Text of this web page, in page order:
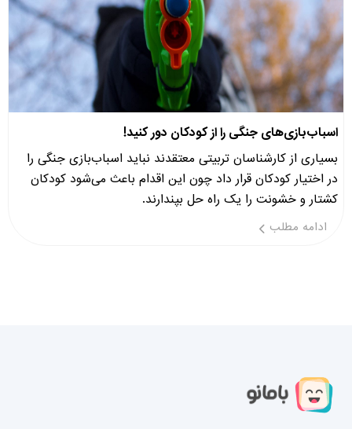
اسباب‌بازی‌های جنگی را از کودکان دور کنید!
بسیاری از کارشناسان تربیتی معتقدند نباید اسباب‌بازی جنگی را
در اختیار کودکان قرار داد چون این اقدام باعث می‌شود کودکان
کشتار و خشونت را یک راه حل بپندارند.
ادامه مطلب